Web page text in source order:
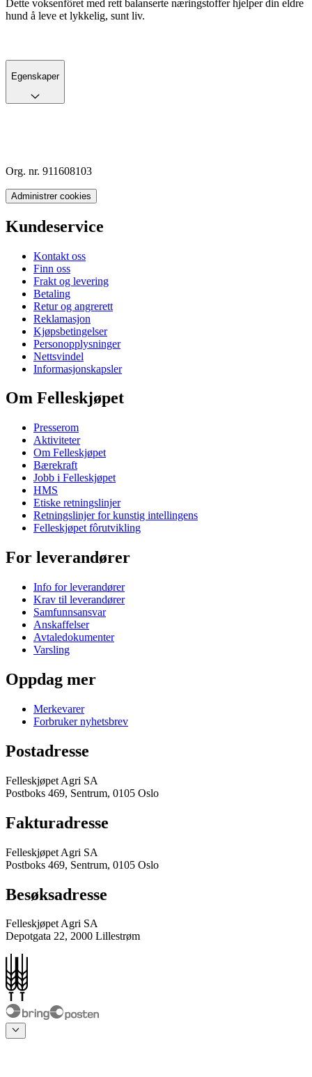
Dette voksenfôret med rett balanserte næringstoffer hjelper din eldre
hund å leve et lykkelig, sunt liv.
Egenskaper
Org. nr. 911608103
Administrer cookies
Kundeservice
Kontakt oss
Finn oss
Frakt og levering
Betaling
Retur og angrerett
Reklamasjon
Kjøpsbetingelser
Personopplysninger
Nettsvindel
Informasjonskapsler
Om Felleskjøpet
Presserom
Aktiviteter
Om Felleskjøpet
Bærekraft
Jobb i Felleskjøpet
HMS
Etiske retningslinjer
Retningslinjer for kunstig intellingens
Felleskjøpet fôrutvikling
For leverandører
Info for leverandører
Krav til leverandører
Samfunnsansvar
Anskaffelser
Avtaledokumenter
Varsling
Oppdag mer
Merkevarer
Forbruker nyhetsbrev
Postadresse
Felleskjøpet Agri SA
Postboks 469, Sentrum, 0105 Oslo
Fakturadresse
Felleskjøpet Agri SA
Postboks 469, Sentrum, 0105 Oslo
Besøksadresse
Felleskjøpet Agri SA
Depotgata 22, 2000 Lillestrøm